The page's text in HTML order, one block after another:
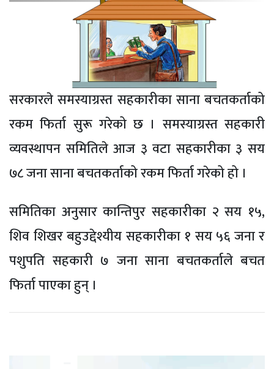
सरकारले समस्याग्रस्त सहकारीका साना बचतकर्ताको
रकम फिर्ता सुरू गरेको छ । समस्याग्रस्त सहकारी
व्यवस्थापन समितिले आज ३ वटा सहकारीका ३ सय
७८ जना साना बचतकर्ताको रकम फिर्ता गरेको हो ।
समितिका अनुसार कान्तिपुर सहकारीका २ सय १५,
शिव शिखर बहुउद्देश्यीय सहकारीका १ सय ५६ जना र
पशुपति सहकारी ७ जना साना बचतकर्ताले बचत
फिर्ता पाएका हुन् ।